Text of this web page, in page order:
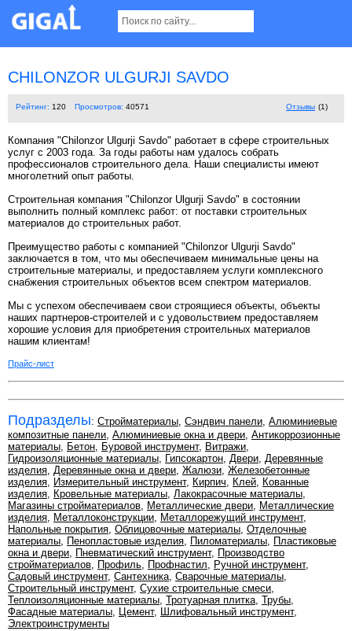
CHILONZOR ULGURJI SAVDO
Рейтинг: 120 Просмотров: 40571 Отзывы (1)
Компания "Chilonzor Ulgurji Savdo" работает в сфере строительных
услуг с 2003 года. За годы работы нам удалось собрать
профессионалов строительного дела. Наши специалисты имеют
многолетний опыт работы.
Строительная компания "Chilonzor Ulgurji Savdo" в состоянии
выполнить полный комплекс работ: от поставки строительных
материалов до строительных работ.
Преимущество работы с компанией "Chilonzor Ulgurji Savdo"
заключается в том, что мы обеспечиваем минимальные цены на
строительные материалы, и предоставляем услуги комплексного
снабжения строительных объектов всем спектром материалов.
Мы с успехом обеспечиваем свои строящиеся объекты, объекты
наших партнеров-строителей и с удовольствием предоставляем
хорошие условия для приобретения строительных материалов
нашим клиентам!
Прайс-лист
Подразделы: Стройматериалы, Сэндвич панели, Алюминиевые
композитные панели, Алюминиевые окна и двери, Антикоррозионные
материалы, Бетон, Буровой инструмент, Витражи,
Гидроизоляционные материалы, Гипсокартон, Двери, Деревянные
изделия, Деревянные окна и двери, Жалюзи, Железобетонные
изделия, Измерительный инструмент, Кирпич, Клей, Кованные
изделия, Кровельные материалы, Лакокрасочные материалы,
Магазины стройматериалов, Металлические двери, Металлические
изделия, Металлоконструкции, Металлорежущий инструмент,
Напольные покрытия, Облицовочные материалы, Отделочные
материалы, Пенопластовые изделия, Пиломатериалы, Пластиковые
окна и двери, Пневматический инструмент, Производство
стройматериалов, Профиль, Профнастил, Ручной инструмент,
Садовый инструмент, Сантехника, Сварочные материалы,
Строительный инструмент, Сухие строительные смеси,
Теплоизоляционные материалы, Тротуарная плитка, Трубы,
Фасадные материалы, Цемент, Шлифовальный инструмент,
Электроинструменты